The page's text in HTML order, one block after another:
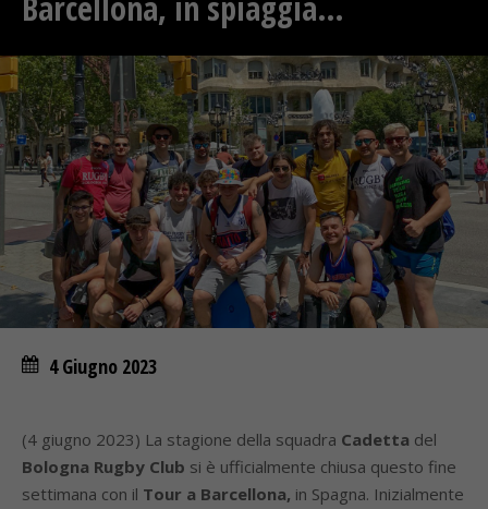
4 Giugno 2023
(4 giugno 2023) La stagione della squadra Cadetta del
Bologna Rugby Club si è ufficialmente chiusa questo fine
settimana con il Tour a Barcellona, in Spagna. Inizialmente